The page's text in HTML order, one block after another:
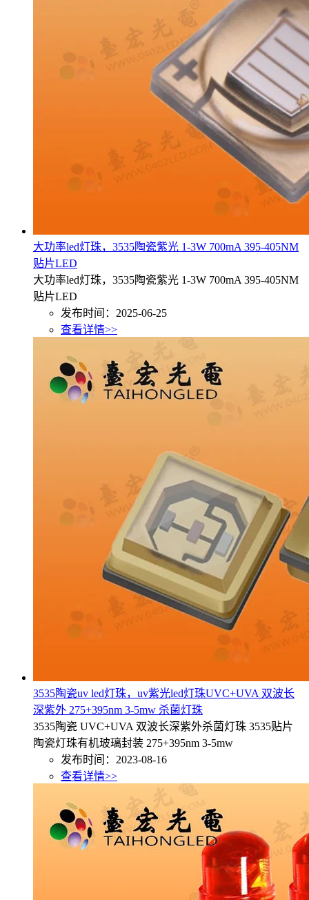
大功率led灯珠，3535陶瓷紫光 1-3W 700mA 395-405NM
贴片LED
大功率led灯珠，3535陶瓷紫光 1-3W 700mA 395-405NM
贴片LED
发布时间：2025-06-25
查看详情>>
3535陶瓷uv led灯珠，uv紫光led灯珠UVC+UVA 双波长
深紫外 275+395nm 3-5mw 杀菌灯珠
3535陶瓷 UVC+UVA 双波长深紫外杀菌灯珠 3535贴片
陶瓷灯珠有机玻璃封装 275+395nm 3-5mw
发布时间：2023-08-16
查看详情>>